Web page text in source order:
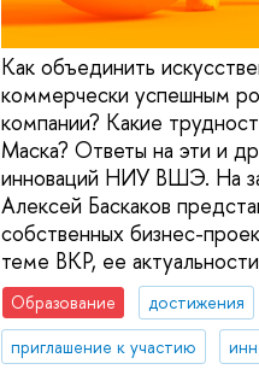
Как объединить
коммерчески успешным
компании? Какие
Маска? Ответы на эти и
инноваций НИУ ВШЭ. На
Алексей Баскаков
собственных бизнес-
теме ВКР, ее
Образование достижения
приглашение к участию